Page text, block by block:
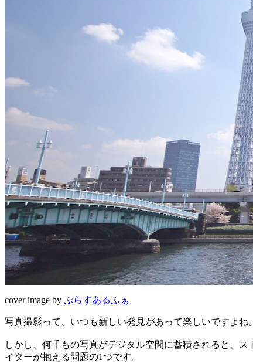
cover image by ぷらすあるふぁ
写真撮影って、いつも新しい発見があって楽しいですよね。
しかし、何千もの写真がデジタル空間に蓄積されると、
イターが抱える問題の1つです。